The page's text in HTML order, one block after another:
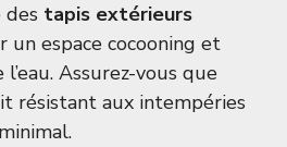
des tapis extérieurs
un espace cocooning et
Assurez-vous que
résistant aux intempéries